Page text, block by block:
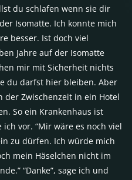
du schlafen wenn sie dir
Isomatte. Ich konnte mich
besser. Ist doch viel
Jahre auf der Isomatte
mir mit Sicherheit nichts
du darfst hier bleiben. Aber
Zwischenzeit in ein Hotel
So ein Krankenhaus ist
vor. “Mir wäre es noch viel
zu dürfen. Ich würde mich
mein Häselchen nicht im
“Danke”, sage ich und